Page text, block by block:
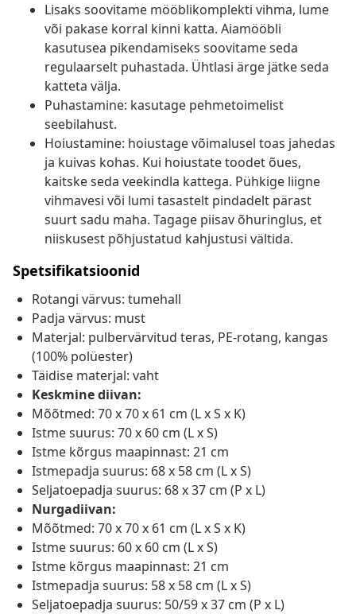
Lisaks soovitame mööblikomplekti vihma, lume
või pakase korral kinni katta. Aiamööbli
kasutusea pikendamiseks soovitame seda
regulaarselt puhastada. Ühtlasi ärge jätke seda
katteta välja.
Puhastamine: kasutage pehmetoimelist
seebilahust.
Hoiustamine: hoiustage võimalusel toas jahedas
ja kuivas kohas. Kui hoiustate toodet õues,
kaitske seda veekindla kattega. Pühkige liigne
vihmavesi või lumi tasastelt pindadelt pärast
suurt sadu maha. Tagage piisav õhuringlus, et
niiskusest põhjustatud kahjustusi vältida.
Spetsifikatsioonid
Rotangi värvus: tumehall
Padja värvus: must
Materjal: pulbervärvitud teras, PE-rotang, kangas
(100% polüester)
Täidise materjal: vaht
Keskmine diivan:
Mõõtmed: 70 x 70 x 61 cm (L x S x K)
Istme suurus: 70 x 60 cm (L x S)
Istme kõrgus maapinnast: 21 cm
Istmepadja suurus: 68 x 58 cm (L x S)
Seljatoepadja suurus: 68 x 37 cm (P x L)
Nurgadiivan:
Mõõtmed: 70 x 70 x 61 cm (L x S x K)
Istme suurus: 60 x 60 cm (L x S)
Istme kõrgus maapinnast: 21 cm
Istmepadja suurus: 58 x 58 cm (L x S)
Seljatoepadja suurus: 50/59 x 37 cm (P x L)